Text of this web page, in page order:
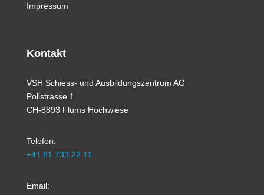
Impressum
Kontakt
VSH Schiess- und Ausbildungszentrum AG
Polistrasse 1
CH-8893 Flums Hochwiese
Telefon:
+41 81 733 22 11
Email: